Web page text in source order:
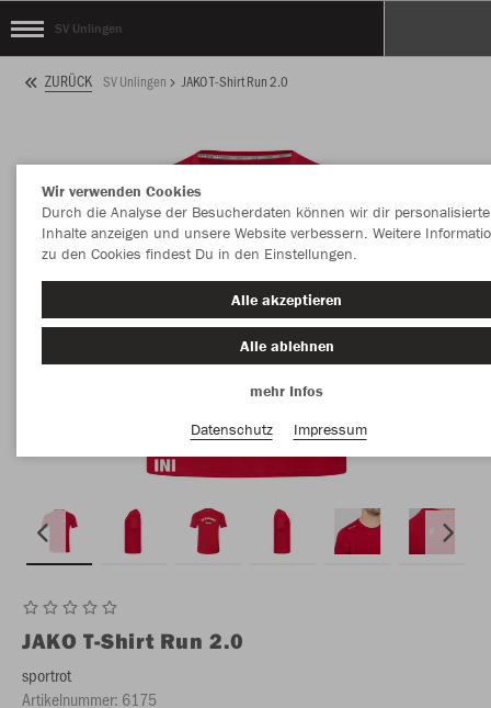
SV Unlingen
ZURÜCK SV Unlingen JAKO T-Shirt Run 2.0
JAKO T-Shirt Run 2.0
sportrot
Artikelnummer: 6175
Wir verwenden Cookies
Durch die Analyse der Besucherdaten können wir dir personalisierte
Inhalte anzeigen und unsere Website verbessern. Weitere
zu den Cookies findest Du in den Einstellungen.
Alle akzeptieren
Alle ablehnen
mehr Infos
Datenschutz
Impressum